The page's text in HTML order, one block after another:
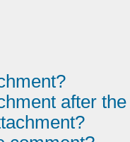
after